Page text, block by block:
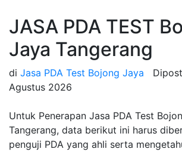
JASA PDA TEST
Jaya Tangerang
di Jasa PDA Test Bojong Jaya
Agustus 2026
Untuk Penerapan Jasa PDA Test
Tangerang, data berikut ini harus
penguji PDA yang ahli serta